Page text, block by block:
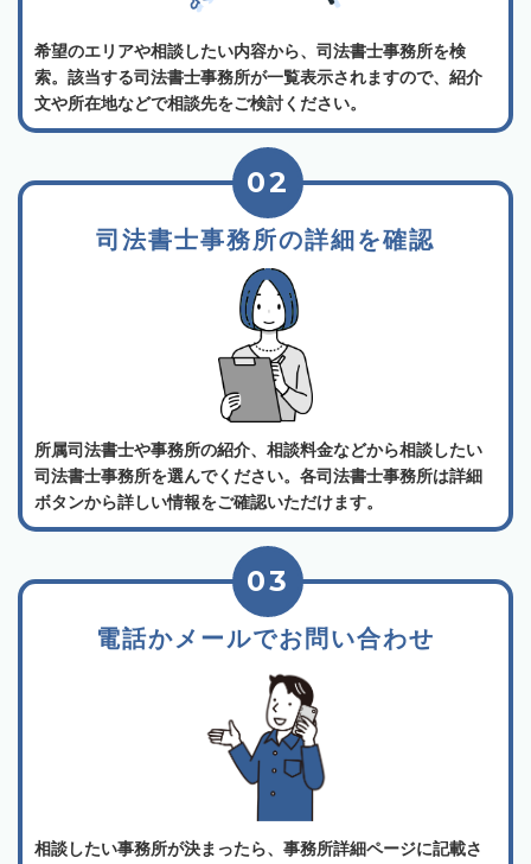
希望のエリアや相談したい内容から、司法書士事務所を検
索。該当する司法書士事務所が一覧表示されますので、紹介
文や所在地などで相談先をご検討ください。
司法書士事務所の詳細を確認
02
所属司法書士や事務所の紹介、相談料金などから相談したい
司法書士事務所を選んでください。各司法書士事務所は詳細
ボタンから詳しい情報をご確認いただけます。
電話かメールでお問い合わせ
03
相談したい事務所が決まったら、事務所詳細ページに記載さ